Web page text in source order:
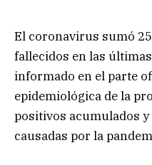
El coronavirus sumó
fallecidos en las
informado en el parte
epidemiológica de la
positivos acumulados
causadas por la